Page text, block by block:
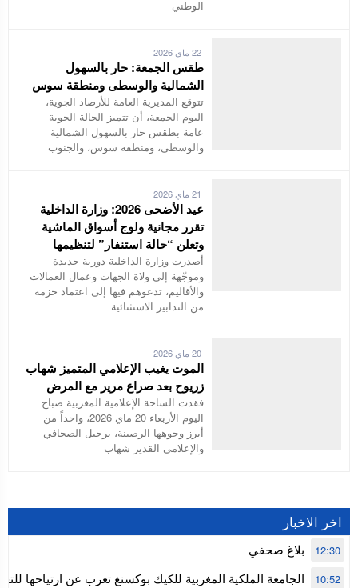
الوطني
22 ماي 2026
طقس الجمعة: حار بالسهول
الشمالية والوسطى ومنطقة سوس
تتوقع المديرية العامة للأرصاد الجوية،
اليوم الجمعة، أن تتميز الحالة الجوية
عامة بطقس حار بالسهول الشمالية
والوسطى، ومنطقة سوس، والجنوب
عيد الأضحى 2026: وزارة الداخلية
تقرر مجانية ولوج أسواق الماشية
وتعلن “حالة استنفار” لتنظيمها
أصدرت وزارة الداخلية دورية جديدة
وموجّهة إلى ولاة الجهات وعمال العمالات
والأقاليم، تدعوهم فيها إلى اعتماد حزمة
من التدابير الاستثنائية
20 ماي 2026
الموت يغيب الإعلامي المتميز شهاب
زريوح بعد صراع مرير مع المرض
فقدت الساحة الإعلامية المغربية صباح
اليوم الأربعاء 20 ماي 2026، واحداً من
أبرز وجوهها الرصينة، برحيل الصحافي
والإعلامي القدير شهاب
اخر الاخبار
بلاغ صحفي 12:30
الجامعة الملكية المغربية للكيك بوكسنغ تعرب عن ارتياحها
10:52